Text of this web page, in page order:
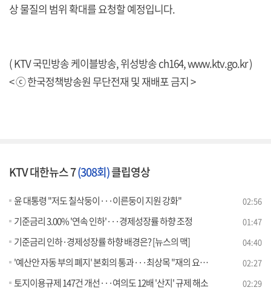
상 물질의 범위 확대를 요청할 예정입니다.
( KTV 국민방송 케이블방송, 위성방송 ch164,www.ktv.go.kr)
< ⓒ 한국정책방송원 무단전재 및 재배포 금지 >
KTV 대한뉴스 7(308회)클립영상
윤 대통령 "저도 칠삭둥이···이른둥이 지원 강화" 02:56
기준금리 3.00% '연속 인하'···경제성장률 하향 조정 01:47
기준금리 인하·경제성장률 하향 배경은? [뉴스의 맥] 04:40
'예산안 자동 부의 폐지' 본회의 통과···최상목 "재의 요구 건의" 02:27
토지이용규제 147건 개선···여의도 12배 '산지' 규제 해소 02:29